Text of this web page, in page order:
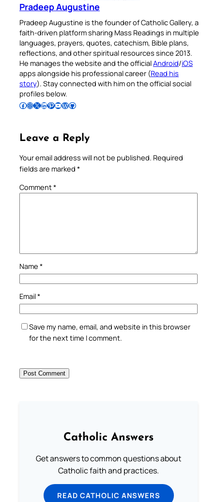
Pradeep Augustine
Pradeep Augustine is the founder of Catholic Gallery, a
faith-driven platform sharing Mass Readings in multiple
languages, prayers, quotes, catechism, Bible plans,
reflections, and other spiritual resources since 2013.
He manages the website and the officialAndroid/iOS
apps alongside his professional career (Read his
story). Stay connected with him on the official social
profiles below.
Follow Pradeep on Facebook Follow Pradeep on InstagramFollow Pradeep on X Follow Pradeep on LinkedIn Follow Pradeep on Pinterest Subscribe to Pradeep’s Youtube Channel Follow Pradeep on WordPress Follow Pradeep on GitHub
Leave a Reply
Your email address will not be published. Required
fields are marked *
Comment*
Name *
Email*
Save my name, email, and website in this browser
for the next time I comment.
Catholic Answers
Get answers to common questions about
Catholic faith and practices.
READ CATHOLIC ANSWERS